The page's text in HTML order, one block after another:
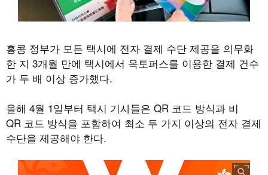
홍콩 정부가 모든 택시에 전자 결제 수단 제공을 의무화
한 지 3개월 만에 택시에서 옥토퍼스를 이용한 결제 건수
가 두 배 이상 증가했다.
올해 4월 1일부터 택시 기사들은 QR 코드 방식과 비
QR 코드 방식을 포함하여 최소 두 가지 이상의 전자 결제
수단을 제공해야 한다.